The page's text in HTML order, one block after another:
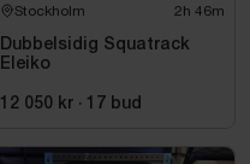
Stockholm 2h 46m
Dubbelsidig Squatrack
Eleiko
12 050 kr · 17 bud